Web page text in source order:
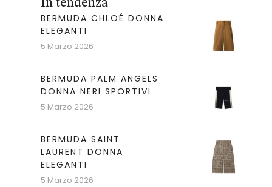
In tendenza
BERMUDA CHLOÉ DONNA
ELEGANTI
5 Marzo 2026
BERMUDA PALM ANGELS
DONNA NERI SPORTIVI
5 Marzo 2026
BERMUDA SAINT
LAURENT DONNA
ELEGANTI
5 Marzo 2026